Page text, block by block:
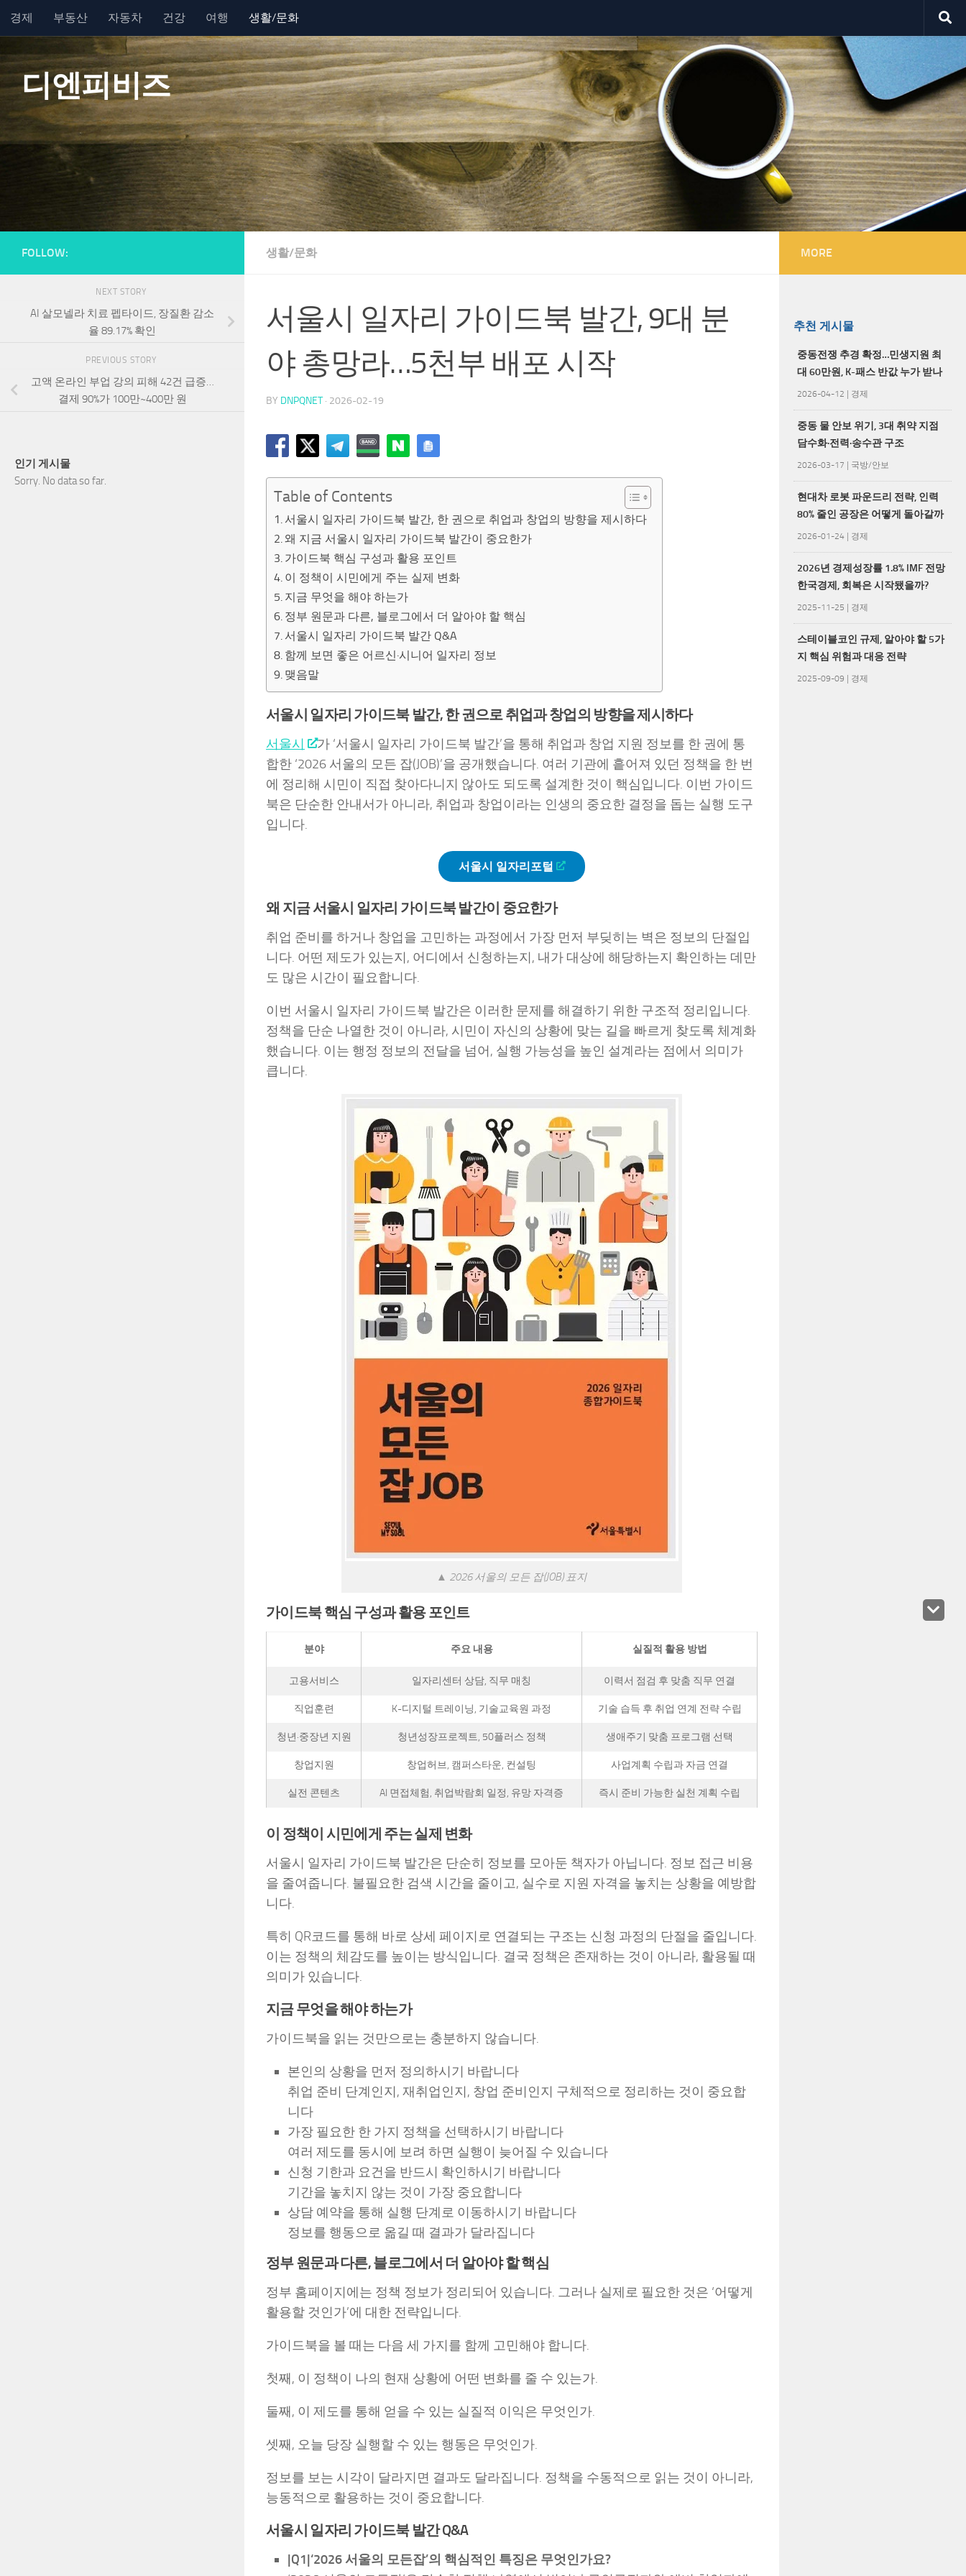
Skip to content
경제 부동산 자동차 건강 여행 생활/문화
디엔피비즈
생활/문화
서울시 일자리 가이드북 발간, 9대 분
야 총망라…5천부 배포 시작
BY DNPQNET · 2026-02-19
Table of Contents
서울시 일자리 가이드북 발간, 한 권으로 취업과 창업의 방향을 제시하다
왜 지금 서울시 일자리 가이드북 발간이 중요한가
가이드북 핵심 구성과 활용 포인트
이 정책이 시민에게 주는 실제 변화
지금 무엇을 해야 하는가
정부 원문과 다른, 블로그에서 더 알아야 할 핵심
서울시 일자리 가이드북 발간 Q&A
함께 보면 좋은 어르신·시니어 일자리 정보
맺음말
서울시 일자리 가이드북 발간, 한 권으로 취업과 창업의 방향을 제시하다
서울시
가 ‘서울시 일자리 가이드북 발간’을 통해 취업과 창업 지원 정보를 한 권에 통
합한 ‘2026 서울의 모든 잡(JOB)’을 공개했습니다. 여러 기관에 흩어져 있던 정책을 한 번
에 정리해 시민이 직접 찾아다니지 않아도 되도록 설계한 것이 핵심입니다. 이번 가이드
북은 단순한 안내서가 아니라, 취업과 창업이라는 인생의 중요한 결정을 돕는 실행 도구
입니다.
서울시 일자리포털
왜 지금 서울시 일자리 가이드북 발간이 중요한가
취업 준비를 하거나 창업을 고민하는 과정에서 가장 먼저 부딪히는 벽은 정보의 단절입
니다. 어떤 제도가 있는지, 어디에서 신청하는지, 내가 대상에 해당하는지 확인하는 데만
도 많은 시간이 필요합니다.
이번 서울시 일자리 가이드북 발간은 이러한 문제를 해결하기 위한 구조적 정리입니다.
정책을 단순 나열한 것이 아니라, 시민이 자신의 상황에 맞는 길을 빠르게 찾도록 체계화
했습니다. 이는 행정 정보의 전달을 넘어, 실행 가능성을 높인 설계라는 점에서 의미가
큽니다.
▲ 2026 서울의 모든 잡(JOB) 표지
가이드북 핵심 구성과 활용 포인트
분야 주요 내용 실질적 활용 방법
고용서비스 일자리센터 상담, 직무 매칭 이력서 점검 후 맞춤 직무 연결
직업훈련 K-디지털 트레이닝, 기술교육원 과정 기술 습득 후 취업 연계 전략 수립
청년·중장년 지원 청년성장프로젝트, 50플러스 정책 생애주기 맞춤 프로그램 선택
창업지원 창업허브, 캠퍼스타운, 컨설팅 사업계획 수립과 자금 연결
실전 콘텐츠 AI 면접체험, 취업박람회 일정, 유망 자격증 즉시 준비 가능한 실천 계획 수립
이 정책이 시민에게 주는 실제 변화
서울시 일자리 가이드북 발간은 단순히 정보를 모아둔 책자가 아닙니다. 정보 접근 비용
을 줄여줍니다. 불필요한 검색 시간을 줄이고, 실수로 지원 자격을 놓치는 상황을 예방합
니다.
특히 QR코드를 통해 바로 상세 페이지로 연결되는 구조는 신청 과정의 단절을 줄입니다.
이는 정책의 체감도를 높이는 방식입니다. 결국 정책은 존재하는 것이 아니라, 활용될 때
의미가 있습니다.
지금 무엇을 해야 하는가
가이드북을 읽는 것만으로는 충분하지 않습니다.
본인의 상황을 먼저 정의하시기 바랍니다
취업 준비 단계인지, 재취업인지, 창업 준비인지 구체적으로 정리하는 것이 중요합
니다
가장 필요한 한 가지 정책을 선택하시기 바랍니다
여러 제도를 동시에 보려 하면 실행이 늦어질 수 있습니다
신청 기한과 요건을 반드시 확인하시기 바랍니다
기간을 놓치지 않는 것이 가장 중요합니다
상담 예약을 통해 실행 단계로 이동하시기 바랍니다
정보를 행동으로 옮길 때 결과가 달라집니다
정부 원문과 다른, 블로그에서 더 알아야 할 핵심
정부 홈페이지에는 정책 정보가 정리되어 있습니다. 그러나 실제로 필요한 것은 ‘어떻게
활용할 것인가’에 대한 전략입니다.
가이드북을 볼 때는 다음 세 가지를 함께 고민해야 합니다.
첫째, 이 정책이 나의 현재 상황에 어떤 변화를 줄 수 있는가.
둘째, 이 제도를 통해 얻을 수 있는 실질적 이익은 무엇인가.
셋째, 오늘 당장 실행할 수 있는 행동은 무엇인가.
정보를 보는 시각이 달라지면 결과도 달라집니다. 정책을 수동적으로 읽는 것이 아니라,
능동적으로 활용하는 것이 중요합니다.
서울시 일자리 가이드북 발간 Q&A
|Q1|‘2026 서울의 모든잡’의 핵심적인 특징은 무엇인가요?
FOLLOW:
NEXT STORY
AI 살모넬라 치료 펩타이드, 장질환 감소
율 89.17% 확인
PREVIOUS STORY
고액 온라인 부업 강의 피해 42건 급증…
결제 90%가 100만~400만 원
인기 게시물
Sorry. No data so far.
MORE
추천 게시물
중동전쟁 추경 확정…민생지원 최
대 60만원, K-패스 반값 누가 받나
2026-04-12 | 경제
중동 물 안보 위기, 3대 취약 지점
담수화·전력·송수관 구조
2026-03-17 | 국방/안보
현대차 로봇 파운드리 전략, 인력
80% 줄인 공장은 어떻게 돌아갈까
2026-01-24 | 경제
2026년 경제성장률 1.8% IMF 전망
한국경제, 회복은 시작됐을까?
2025-11-25 | 경제
스테이블코인 규제, 알아야 할 5가
지 핵심 위험과 대응 전략
2025-09-09 | 경제